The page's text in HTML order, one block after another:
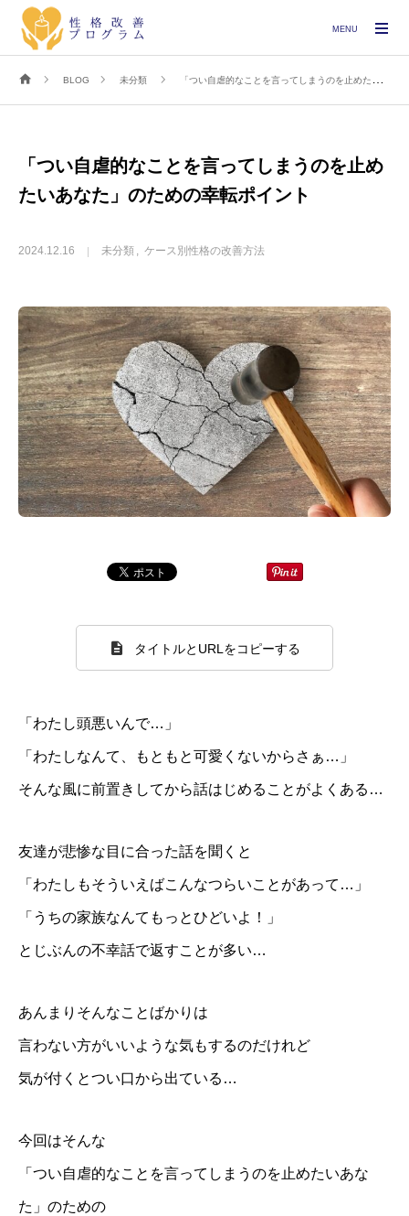
BLOG 未分類 「つい自虐的なことを言ってしまうのを止めたいあなた」のための幸転ポイント
「つい自虐的なことを言ってしまうのを止め
たいあなた」のための幸転ポイント
2024.12.16 未分類 ケース別性格の改善方法
タイトルとURLをコピーする
「わたし頭悪いんで…」
「わたしなんて、もともと可愛くないからさぁ…」
そんな風に前置きしてから話はじめることがよくある…
友達が悲惨な目に合った話を聞くと
「わたしもそういえばこんなつらいことがあって…」
「うちの家族なんてもっとひどいよ！」
とじぶんの不幸話で返すことが多い…
あんまりそんなことばかりは
言わない方がいいような気もするのだけれど
気が付くとつい口から出ている…
今回はそんな
「つい自虐的なことを言ってしまうのを止めたいあな
た」のための
MENU